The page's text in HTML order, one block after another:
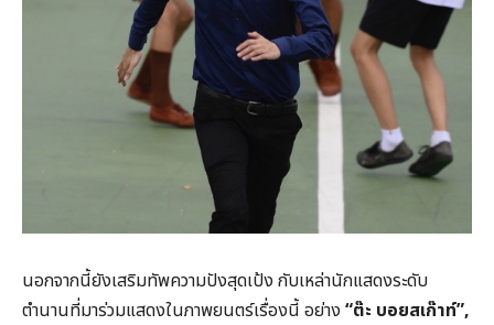
นอกจากนี้ยังเสริมทัพความปังสุดเป้ง กับเหล่านักแสดงระดับ
ตำนานที่มาร่วมแสดงในภาพยนตร์เรื่องนี้ อย่าง “ต๊ะ บอยสเก๊าท์”,